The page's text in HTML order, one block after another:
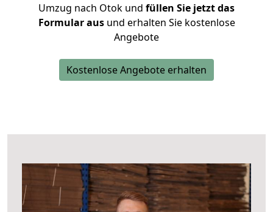
Umzug nach Otok und füllen Sie jetzt das
Formular ausund erhalten Sie kostenlose
Angebote
Kostenlose Angebote erhalten